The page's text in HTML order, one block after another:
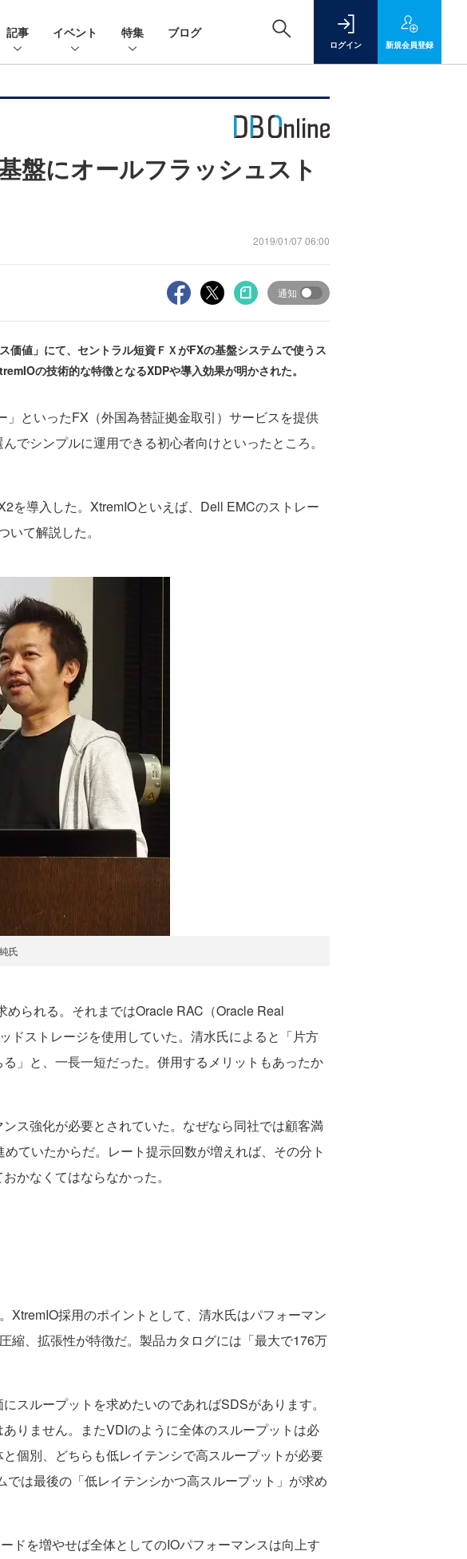
記事 イベント 特集 ブログ
ログイン 新規会員登録
盤にオールフラッシュスト
2019/01/07 06:00
通知
値」にて、セントラル短資ＦＸがFXの基盤システムで使うス
の技術的な特徴となるXDPや導入効果が明かされた。
といったFX（外国為替証拠金取引）サービスを提供
でシンプルに運用できる初心者向けといったところ。
を導入した。XtremIOといえば、Dell EMCのストレー
て解説した。
氏
られる。それまではOracle RAC（Oracle Real
ドストレージを使用していた。清水氏によると「片方
」と、一長一短だった。併用するメリットもあったか
ス強化が必要とされていた。なぜなら同社では顧客満
ていたからだ。レート提示回数が増えれば、その分ト
かなくてはならなかった。
採用のポイントとして、清水氏はパフォーマン
縮、拡張性が特徴だ。製品カタログには「最大で176万
スループットを求めたいのであればSDSがあります。
りません。またVDIのように全体のスループットは必
個別、どちらも低レイテンシで高スループットが必要
は最後の「低レイテンシかつ高スループット」が求め
ドを増やせば全体としてのIOパフォーマンスは向上す